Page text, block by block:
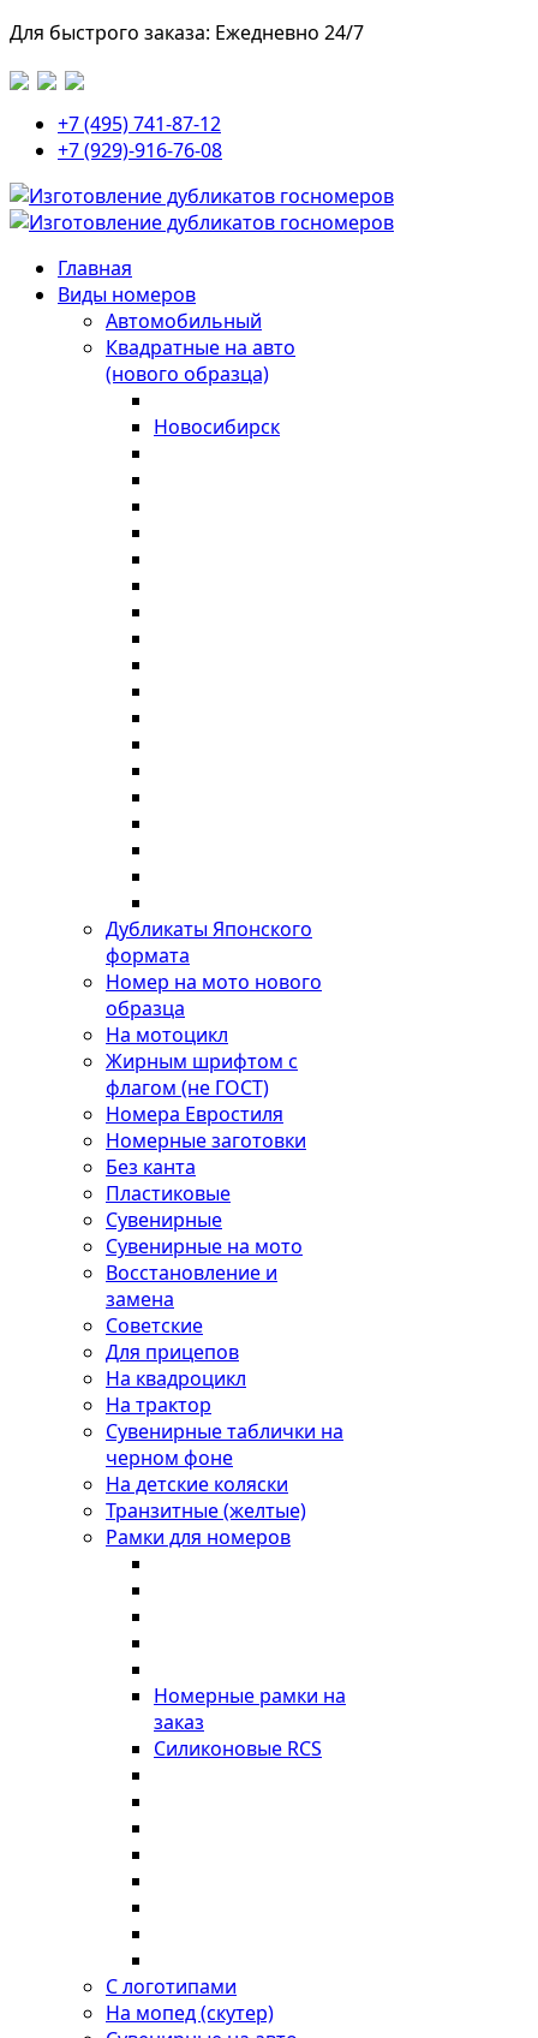
Для быстрого заказа: Ежедневно 24/7
+7 (495) 741-87-12
+7 (929)-916-76-08
Главная
Виды номеров
Автомобильный
Квадратные на авто
(нового образца)
Новосибирск
Дубликаты Японского
формата
Номер на мото нового
образца
На мотоцикл
Жирным шрифтом с
флагом (не ГОСТ)
Номера Евростиля
Номерные заготовки
Без канта
Пластиковые
Сувенирные
Сувенирные на мото
Восстановление и
замена
Советские
Для прицепов
На квадроцикл
На трактор
Сувенирные таблички на
черном фоне
На детские коляски
Транзитные (желтые)
Рамки для номеров
Номерные рамки на
заказ
Силиконовые RCS
С логотипами
На мопед (скутер)